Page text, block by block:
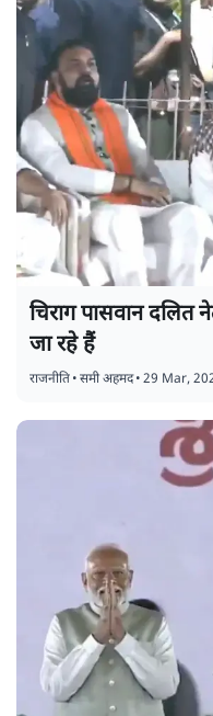
चिराग पासवान दलित
जा रहे हैं
राजनीति•समी अहमद•29 Mar,